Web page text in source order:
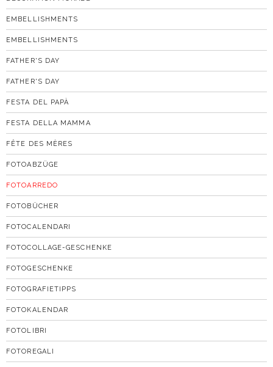
EMBELLISHMENTS
EMBELLISHMENTS
FATHER'S DAY
FATHER'S DAY
FESTA DEL PAPÀ
FESTA DELLA MAMMA
FÊTE DES MÈRES
FOTOABZÜGE
FOTOARREDO
FOTOBÜCHER
FOTOCALENDARI
FOTOCOLLAGE-GESCHENKE
FOTOGESCHENKE
FOTOGRAFIETIPPS
FOTOKALENDAR
FOTOLIBRI
FOTOREGALI